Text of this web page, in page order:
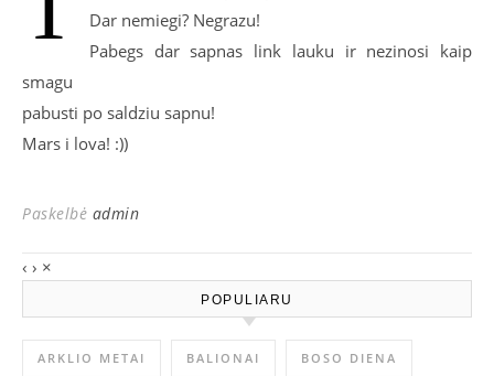
Dar nemiegi? Negrazu!
Pabegs dar sapnas link lauku ir nezinosi kaip
smagu
pabusti po saldziu sapnu!
Mars i lova! :))
Paskelbė admin
‹ › ×
POPULIARU
ARKLIO METAI BALIONAI BOSO DIENA